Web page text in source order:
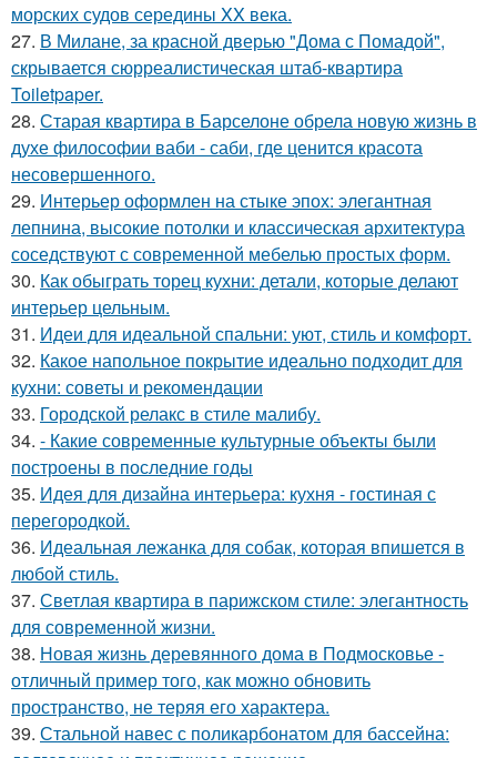
морских судов середины XX века.
27. В Милане, за красной дверью "Дома с Помадой",
скрывается сюрреалистическая штаб-квартира
Toiletpaper.
28. Старая квартира в Барселоне обрела новую жизнь в
духе философии ваби - саби, где ценится красота
несовершенного.
29. Интерьер оформлен на стыке эпох: элегантная
лепнина, высокие потолки и классическая архитектура
соседствуют с современной мебелью простых форм.
30. Как обыграть торец кухни: детали, которые делают
интерьер цельным.
31. Идеи для идеальной спальни: уют, стиль и комфорт.
32. Какое напольное покрытие идеально подходит для
кухни: советы и рекомендации
33. Городской релакс в стиле малибу.
34. - Какие современные культурные объекты были
построены в последние годы
35. Идея для дизайна интерьера: кухня - гостиная с
перегородкой.
36. Идеальная лежанка для собак, которая впишется в
любой стиль.
37. Светлая квартира в парижском стиле: элегантность
для современной жизни.
38. Новая жизнь деревянного дома в Подмосковье -
отличный пример того, как можно обновить
пространство, не теряя его характера.
39. Стальной навес с поликарбонатом для бассейна: